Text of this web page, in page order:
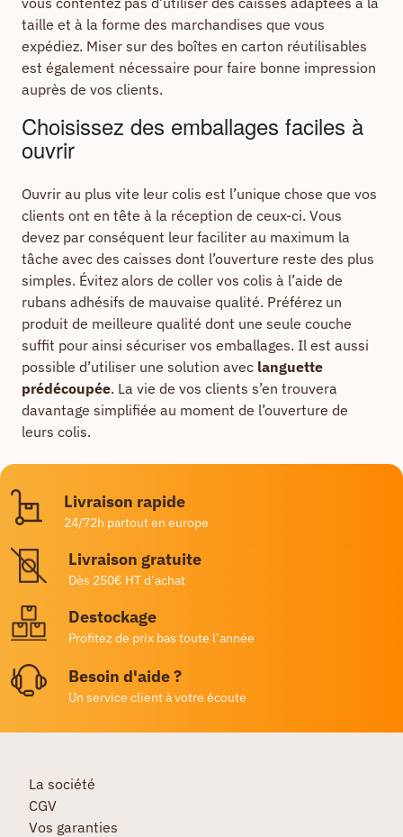
taille et à la forme des marchandises que vous
expédiez. Miser sur des boîtes en carton réutilisables
est également nécessaire pour faire bonne impression
auprès de vos clients.
Choisissez des emballages faciles à
ouvrir
Ouvrir au plus vite leur colis est l’unique chose que vos
clients ont en tête à la réception de ceux-ci. Vous
devez par conséquent leur faciliter au maximum la
tâche avec des caisses dont l’ouverture reste des plus
simples. Évitez alors de coller vos colis à l’aide de
rubans adhésifs de mauvaise qualité. Préférez un
produit de meilleure qualité dont une seule couche
suffit pour ainsi sécuriser vos emballages. Il est aussi
possible d’utiliser une solution avec languette
prédécoupée. La vie de vos clients s’en trouvera
davantage simplifiée au moment de l’ouverture de
leurs colis.
Livraison rapide
24/72h partout en europe
Livraison gratuite
Dès 250€ HT d’achat
Destockage
Profitez de prix bas toute l’année
Besoin d'aide ?
Un service client à votre écoute
La société
CGV
Vos garanties